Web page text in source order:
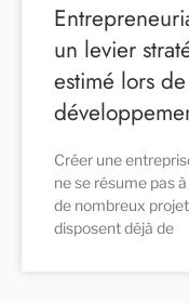
un levier
estimé lors
Créer une
ne se résume pas
de nombreux
disposent déjà de